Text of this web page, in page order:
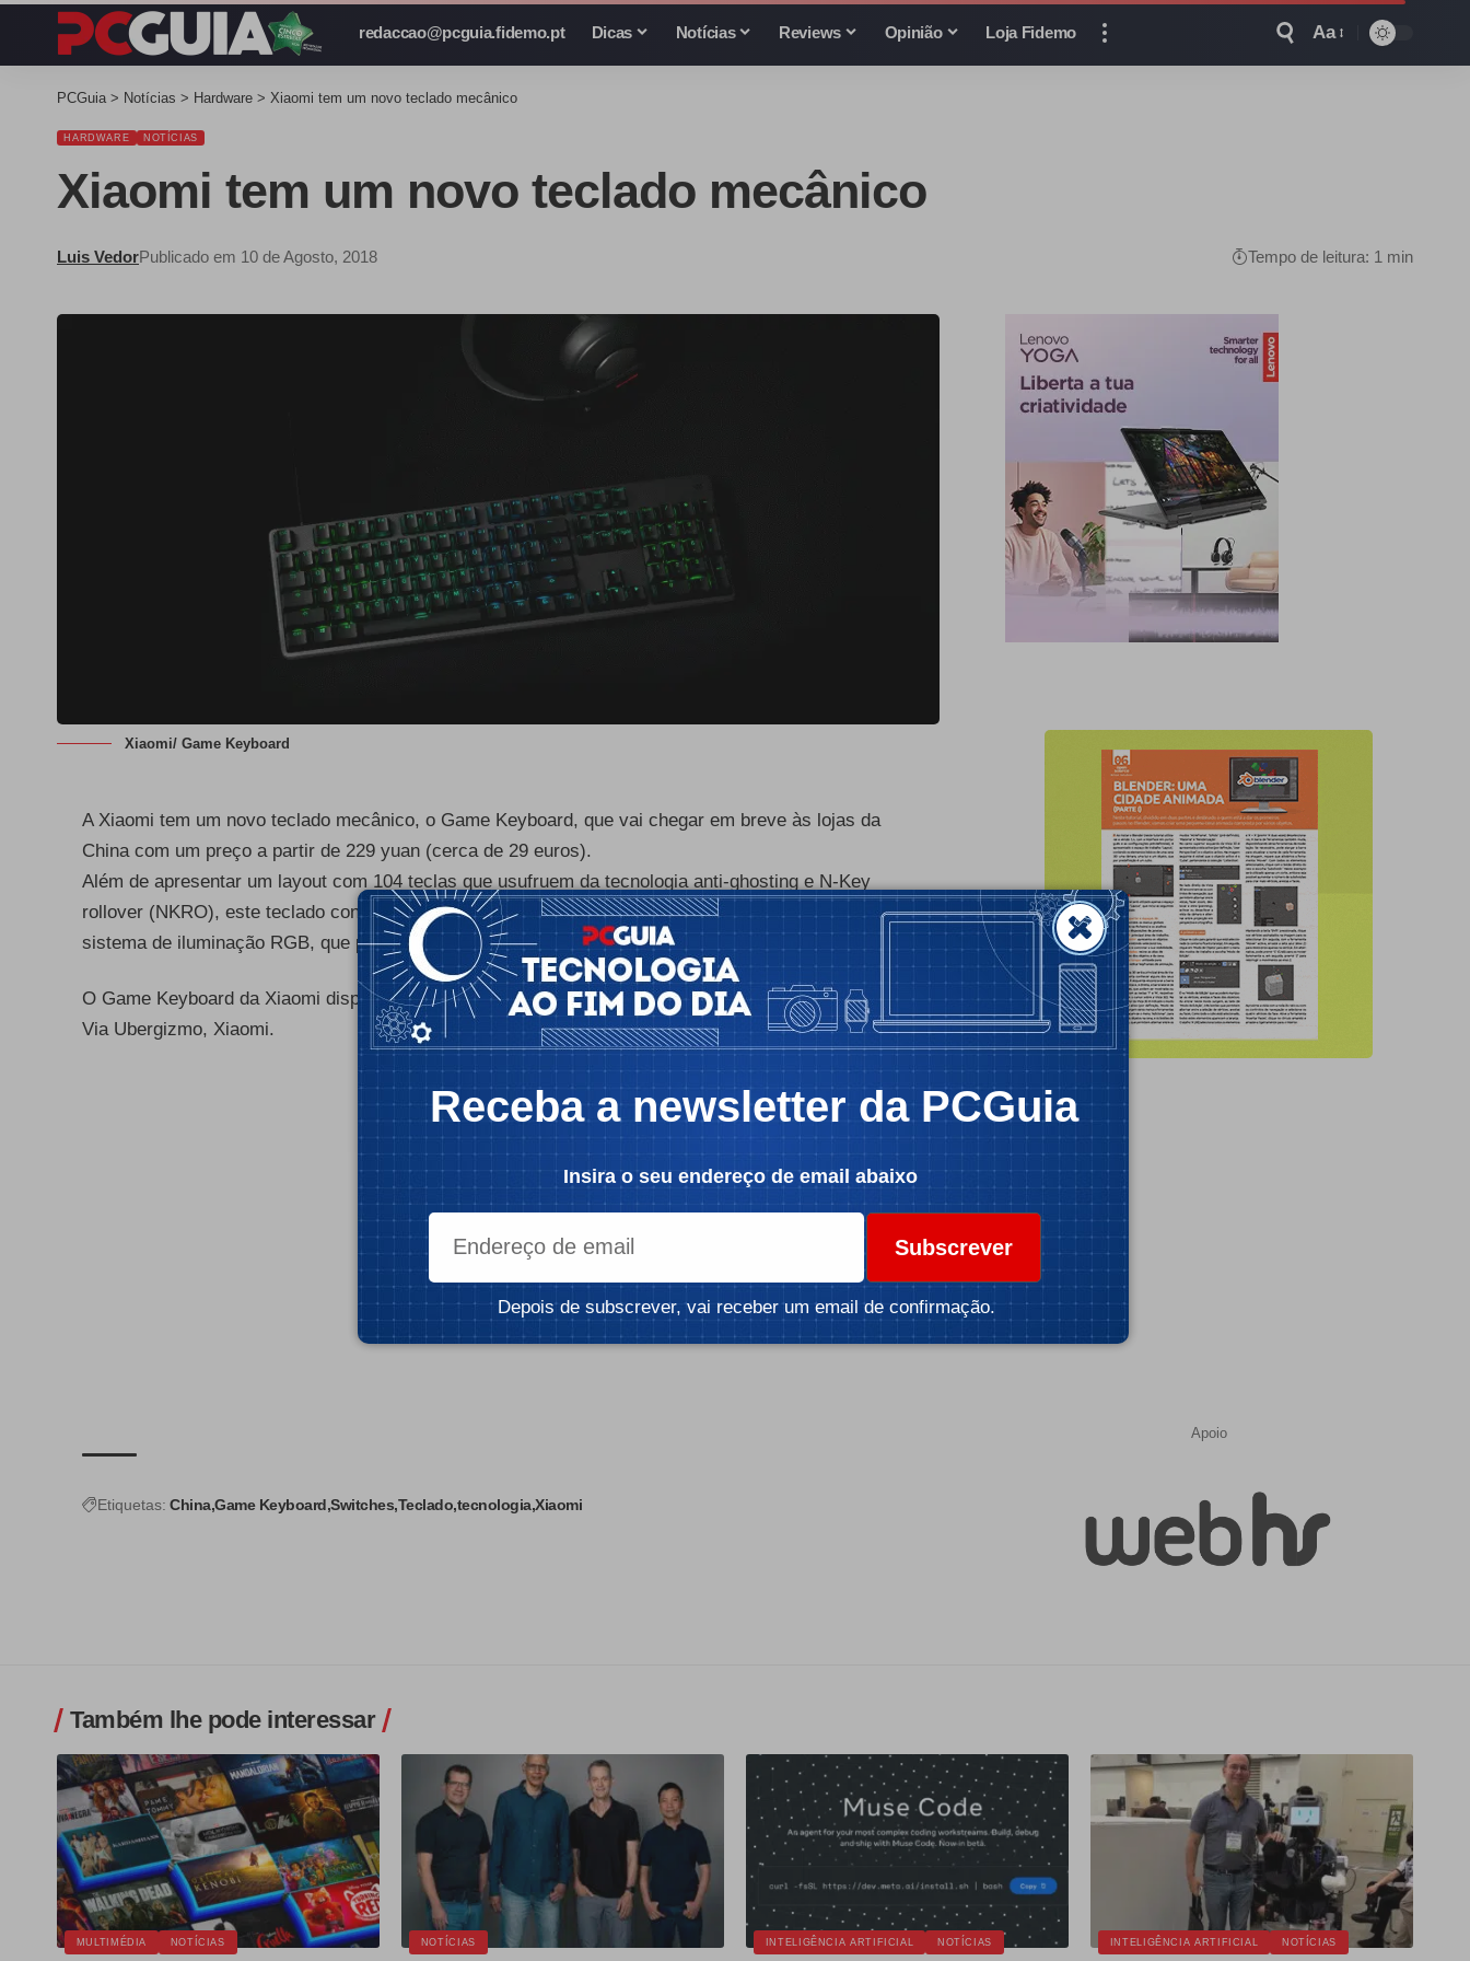
redaccao@pcguia.fidemo.pt Dicas Notícias Reviews Opinião Loja Fidemo Aa
PCGuia > Notícias > Hardware > Xiaomi tem um novo teclado mecânico
HARDWARE NOTÍCIAS
Xiaomi tem um novo teclado mecânico
Luis VedorPublicado em 10 de Agosto, 2018 Tempo de leitura: 1 min
Xiaomi/ Game Keyboard
A Xiaomi tem um novo teclado mecânico, o Game Keyboard, que vai chegar em breve às lojas da
China com um preço a partir de 229 yuan (cerca de 29 euros).
Além de apresentar um layout com 104 teclas que usufruem da tecnologia anti-ghosting e N-Key
rollover (NKRO), este teclado conta com um painel superior em alumínio anodizado e com um
sistema de iluminação RGB, que permite que os utilizadores personalizem os efeitos de luz.
- Publicidade -
O Game Keyboard da Xiaomi dispõe ainda de um MCU 32-bit da ARM e de switches TTC Red.
ViaUbergizmo, Xiaomi.
- Publicidade -
Etiquetas: China Game Keyboard Switches Teclado tecnologia Xiaomi
Apoio
Também lhe pode interessar
MULTIMÉDIA NOTÍCIAS NOTÍCIAS INTELIGÊNCIA ARTIFICIAL NOTÍCIAS INTELIGÊNCIA ARTIFICIAL NOTÍCIAS
Receba a newsletter da PCGuia
Insira o seu endereço de email abaixo
Subscrever
Depois de subscrever, vai receber um email de confirmação.